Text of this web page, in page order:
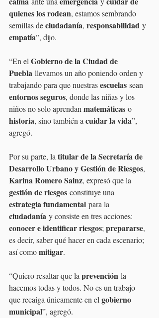
quienes los rodean, estamos sembrando
semillas de ciudadanía, responsabilidad y
empatía”, dijo.
“En el Gobierno de la Ciudad de
Puebla llevamos un año poniendo orden y
trabajando para que nuestras escuelas sean
entornos seguros, donde las niñas y los
niños no solo aprendan matemáticas o
historia, sino también a cuidar la vida”,
agregó.
Por su parte, la titular de la Secretaría de
Desarrollo Urbano y Gestión de Riesgos,
Karina Romero Sainz, expresó que la
gestión de riesgos constituye una
estrategia fundamental para la
ciudadanía y consiste en tres acciones:
conocer e identificar riesgos; prepararse,
es decir, saber qué hacer en cada escenario;
así como mitigar.
“Quiero resaltar que la prevención la
hacemos todas y todos. No es un trabajo
que recaiga únicamente en el gobierno
municipal”, agregó.